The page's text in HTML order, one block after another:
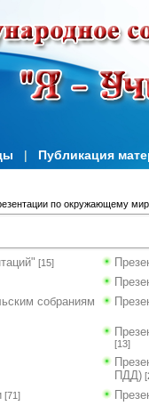
| Публикация
по окружающему
[15]
собраниям
[13]
ПДД)
[71]